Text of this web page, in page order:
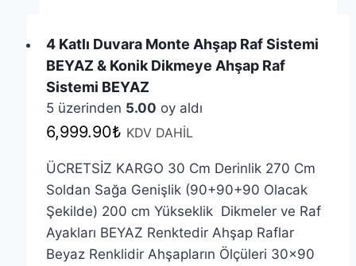
4 Katlı Duvara Monte Ahşap Raf Sistemi
BEYAZ & Konik Dikmeye Ahşap Raf
Sistemi BEYAZ
5 üzerinden 5.00 oy aldı
6,999.90₺ KDV DAHİL
ÜCRETSİZ KARGO 30 Cm Derinlik 270 Cm
Soldan Sağa Genişlik (90+90+90 Olacak
Şekilde) 200 cm Yükseklik Dikmeler ve Raf
Ayakları BEYAZ Renktedir Ahşap Raflar
Beyaz Renklidir Ahşapların Ölçüleri 30×90